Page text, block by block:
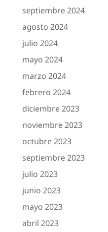
septiembre 2024
agosto 2024
julio 2024
mayo 2024
marzo 2024
febrero 2024
diciembre 2023
noviembre 2023
octubre 2023
septiembre 2023
julio 2023
junio 2023
mayo 2023
abril 2023